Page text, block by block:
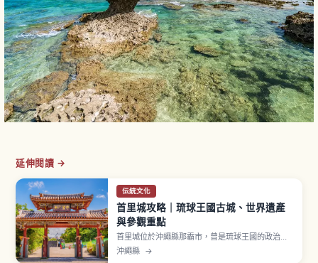
延伸閱讀 →
伝統文化
首里城攻略｜琉球王國古城、世界遺產
與參觀重點
首里城位於沖繩縣那霸市，曾是琉球王國的政治、
外交與文化中心，繁榮約450年。據稱於14世紀左
沖繩縣 →